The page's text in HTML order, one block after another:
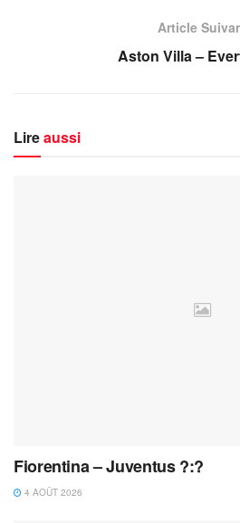
Article
Aston Villa –
Lireaussi
Fiorentina – Juventus ?:?
4 AOÛT 2026